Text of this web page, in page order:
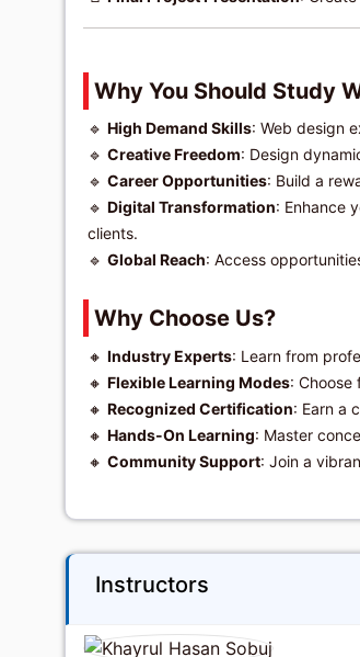
Why You Should Study
🔹 High Demand Skills: Web design
🔹 Creative Freedom: Design
🔹 Career Opportunities: Build a
🔹 Digital Transformation: Enhance
clients.
🔹 Global Reach: Access
Why Choose Us?
🔸 Industry Experts: Learn from
🔸 Flexible Learning Modes: Choose
🔸 Recognized Certification: Earn a
🔸 Hands-On Learning: Master
🔸 Community Support: Join a
Instructors